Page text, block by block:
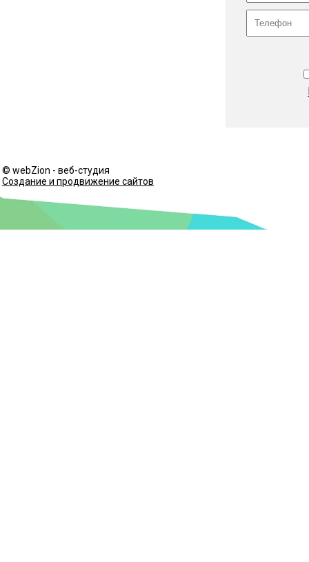
© webZion - веб-студия
Создание и продвижение сайтов